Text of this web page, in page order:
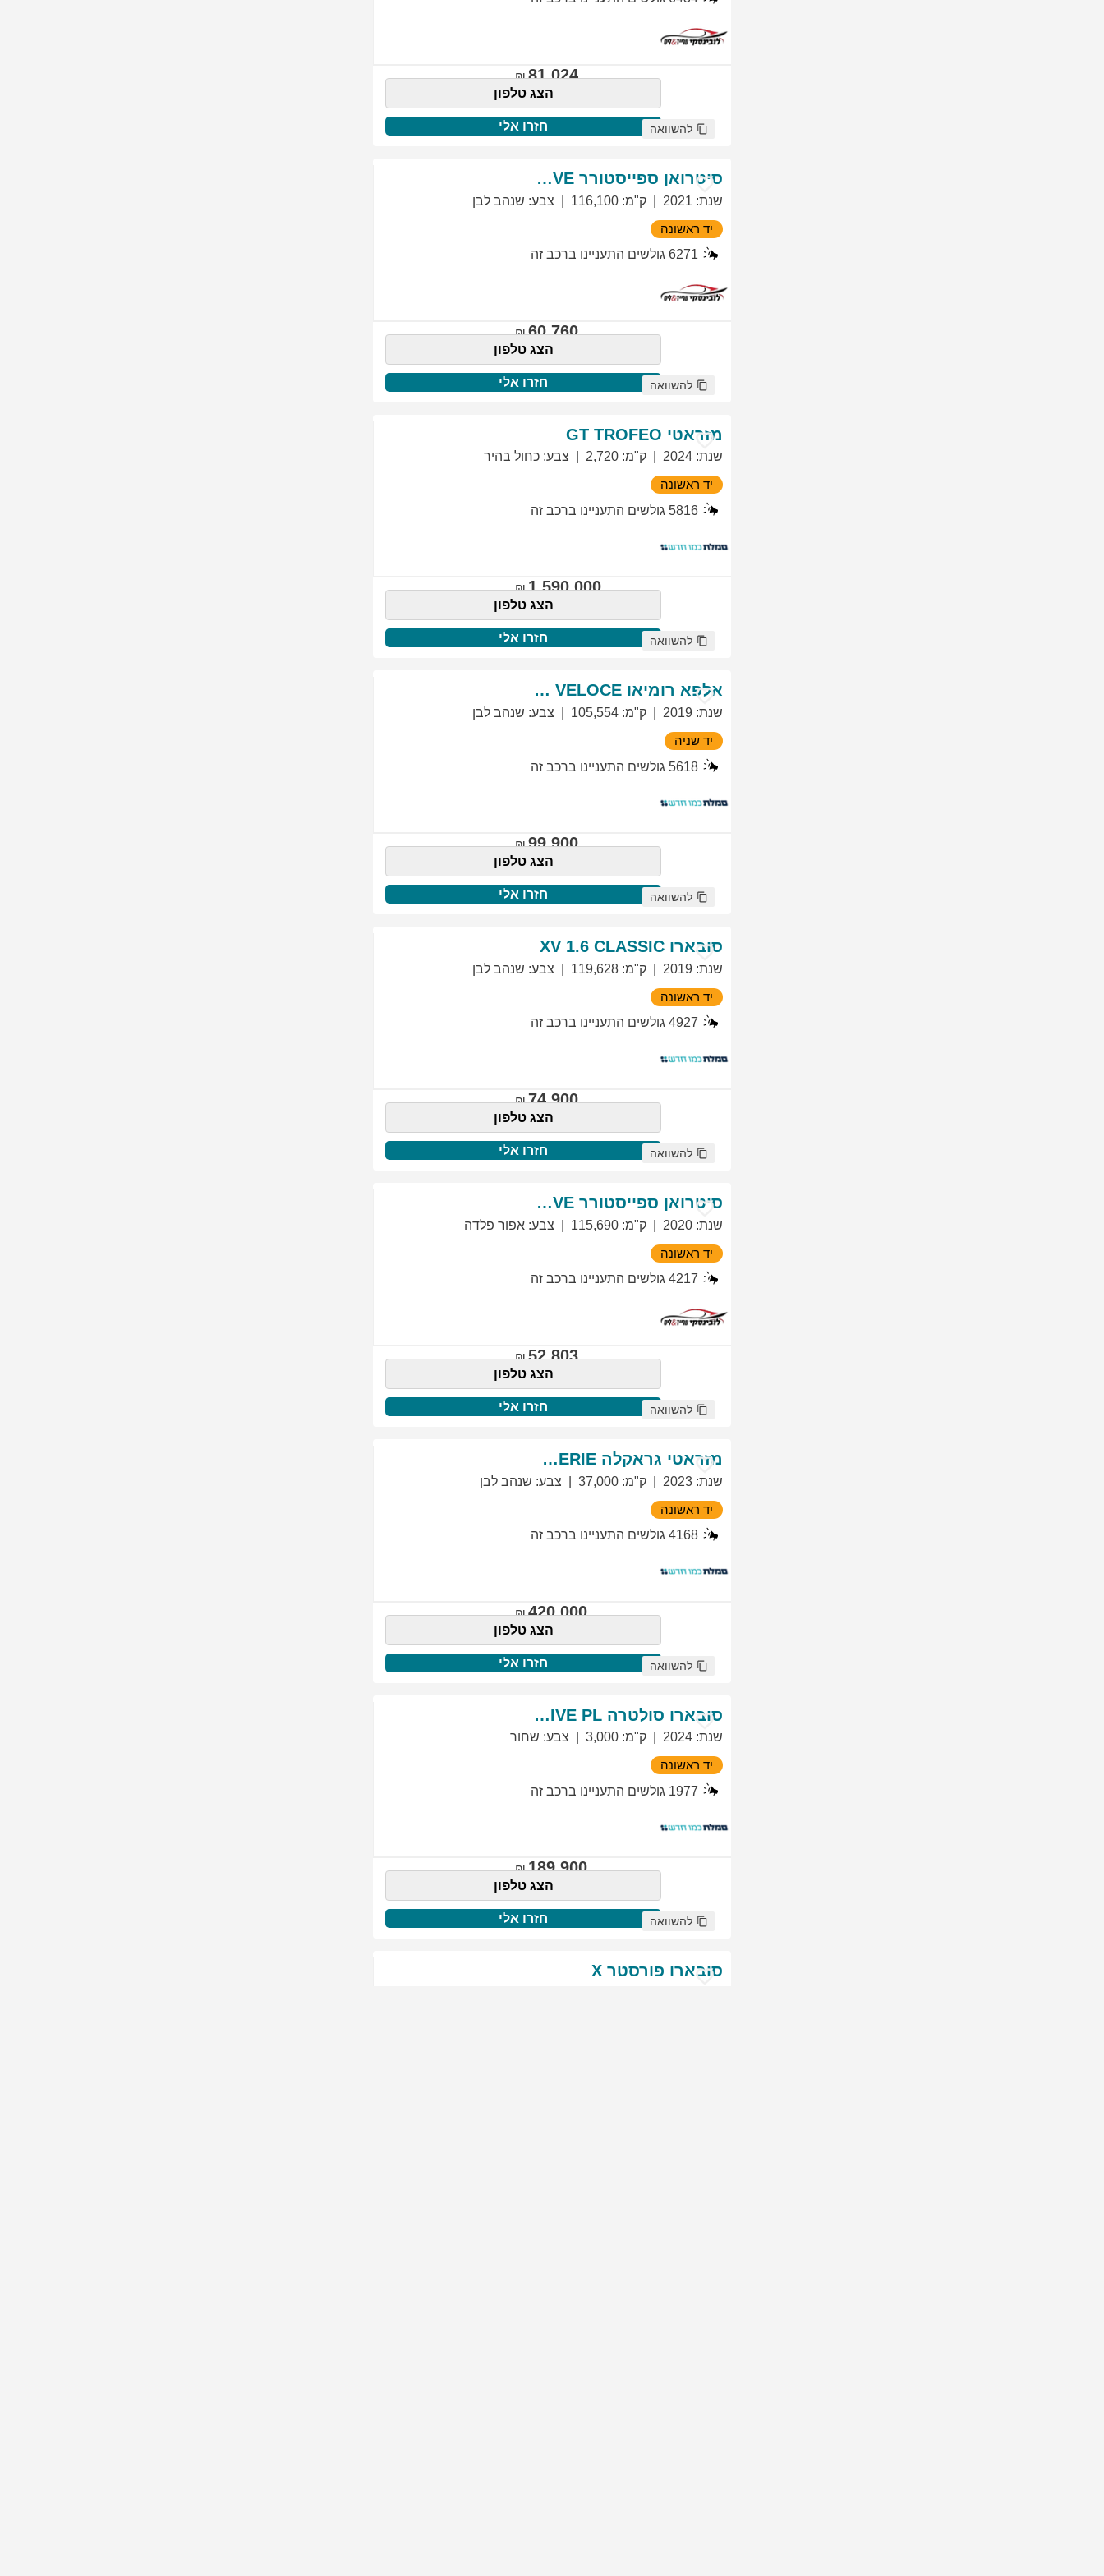
81,024
הצג טלפון
חזרו אלי להשוואה
סיטרואן ספייסטורר EXCLUSIVE
שנת:
2021 ק"מ:
116,100 צבע: שנהב לבן
יד ראשונה
6271 גולשים התעניינו ברכב זה
60,760
הצג טלפון
חזרו אלי להשוואה
מזראטי GT TROFEO
שנת:
2024 ק"מ:
2,720 צבע: כחול בהיר
יד ראשונה
5816 גולשים התעניינו ברכב זה
1,590,000
הצג טלפון
חזרו אלי להשוואה
אלפא רומיאו GIULIETTA VELOCE
שנת:
2019 ק"מ:
105,554 צבע: שנהב לבן
יד שניה
5618 גולשים התעניינו ברכב זה
99,900
הצג טלפון
חזרו אלי להשוואה
סובארו XV 1.6 CLASSIC
שנת:
2019 ק"מ:
119,628 צבע: שנהב לבן
יד ראשונה
4927 גולשים התעניינו ברכב זה
74,900
הצג טלפון
חזרו אלי להשוואה
סיטרואן ספייסטורר EXCLUSIVE
שנת:
2020 ק"מ:
115,690 צבע: אפור פלדה
יד ראשונה
4217 גולשים התעניינו ברכב זה
52,803
הצג טלפון
חזרו אלי להשוואה
מזראטי גראקלה PRIMASERIE
שנת:
2023 ק"מ:
37,000 צבע: שנהב לבן
יד ראשונה
4168 גולשים התעניינו ברכב זה
420,000
הצג טלפון
חזרו אלי להשוואה
סובארו סולטרה EXCLUSIVE PL
שנת:
2024 ק"מ:
3,000 צבע: שחור
יד ראשונה
1977 גולשים התעניינו ברכב זה
189,900
הצג טלפון
חזרו אלי להשוואה
סובארו פורסטר X